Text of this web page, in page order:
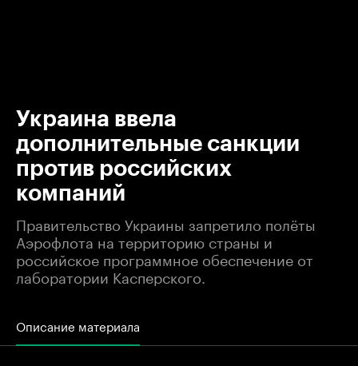
Украина ввела
дополнительные санкции
против российских
компаний
Правительство Украины запретило полёты
Аэрофлота на территорию страны и
российское программное обеспечение от
лаборатории Касперского.
Описание материала